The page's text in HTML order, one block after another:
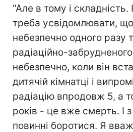
"Але в тому і складність.
треба усвідомлювати,
небезпечно одного разу
радіаційно-
небезпечно, коли він
дитячій кімнатці і
радіацію впродовж 5, а
років - це вже смерть. І
повинні боротися. Я